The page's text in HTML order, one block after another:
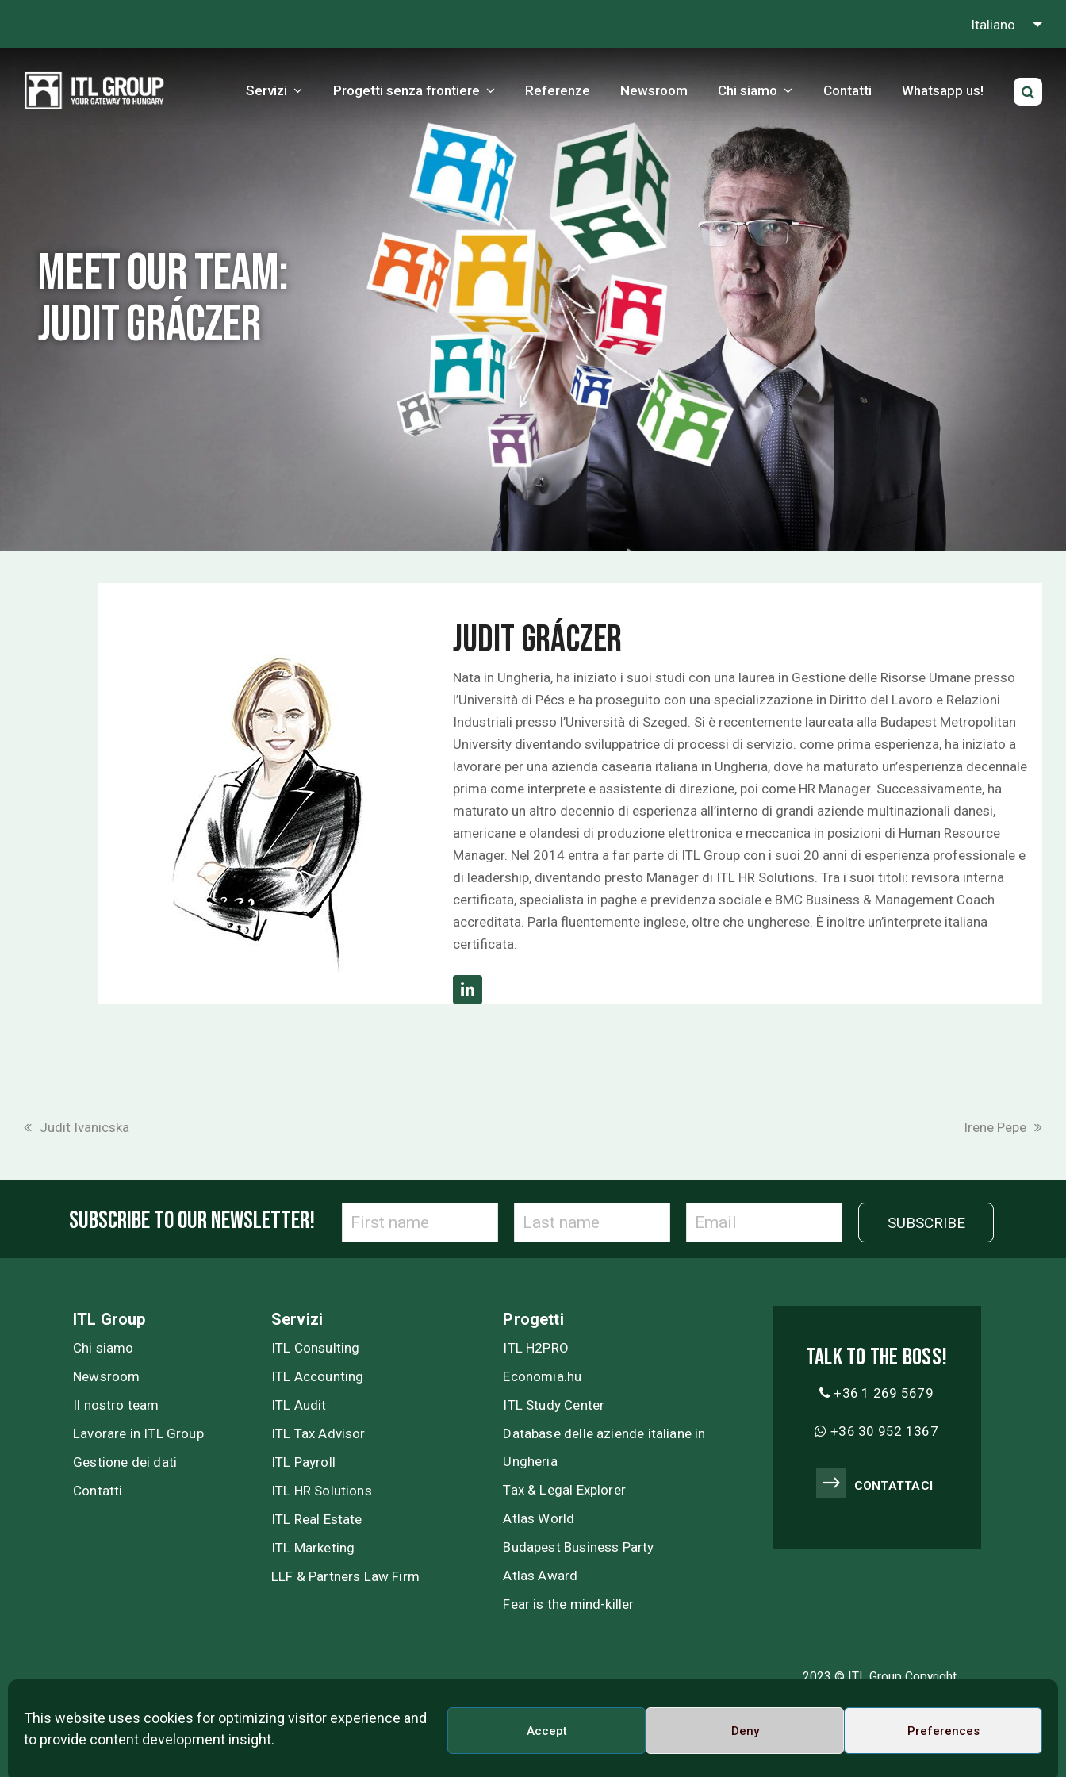
This website uses cookies for optimizing visitor experience and
to provide content development insight.
Accept Deny Preferences
Italiano
Servizi Progetti senza frontiere Referenze Newsroom Chi siamo Contatti Whatsapp us!
Meet our team:
Judit Gráczer
Judit Gráczer
Nata in Ungheria, ha iniziato i suoi studi con una laurea in Gestione delle Risorse Umane presso
l’Università di Pécs e ha proseguito con una specializzazione in Diritto del Lavoro e Relazioni
Industriali presso l’Università di Szeged. Si è recentemente laureata alla Budapest Metropolitan
University diventando sviluppatrice di processi di servizio. come prima esperienza, ha iniziato a
lavorare per una azienda casearia italiana in Ungheria, dove ha maturato un’esperienza decennale
prima come interprete e assistente di direzione, poi come HR Manager. Successivamente, ha
maturato un altro decennio di esperienza all’interno di grandi aziende multinazionali danesi,
americane e olandesi di produzione elettronica e meccanica in posizioni di Human Resource
Manager. Nel 2014 entra a far parte di ITL Group con i suoi 20 anni di esperienza professionale e
di leadership, diventando presto Manager di ITL HR Solutions. Tra i suoi titoli: revisora interna
certificata, specialista in paghe e previdenza sociale e BMC Business & Management Coach
accreditata. Parla fluentemente inglese, oltre che ungherese. È inoltre un’interprete italiana
certificata.
Linkedin
previous
Judit Ivanicska
next
Irene Pepe
SUBSCRIBE TO OUR NEWSLETTER!
ITL Group
Chi siamo
Newsroom
Il nostro team
Lavorare in ITL Group
Gestione dei dati
Contatti
Servizi
ITL Consulting
ITL Accounting
ITL Audit
ITL Tax Advisor
ITL Payroll
ITL HR Solutions
ITL Real Estate
ITL Marketing
LLF & Partners Law Firm
Progetti
ITL H2PRO
Economia.hu
ITL Study Center
Database delle aziende italiane in
Ungheria
Tax & Legal Explorer
Atlas World
Budapest Business Party
Atlas Award
Fear is the mind-killer
Talk to the boss!
+36 1 269 5679
+36 30 952 1367
CONTATTACI
2023 © ITL Group Copyright
Call us on Whatsapp